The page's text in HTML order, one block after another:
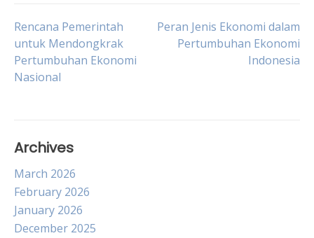
Post
navigation
Rencana Pemerintah
untuk Mendongkrak
Pertumbuhan Ekonomi
Nasional
Peran Jenis Ekonomi dalam
Pertumbuhan Ekonomi
Indonesia
Archives
March 2026
February 2026
January 2026
December 2025